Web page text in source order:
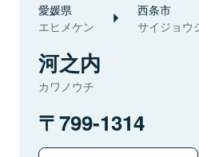
愛媛県
エヒメケン
西条市
サイジョウ
河之内
カワノウチ
799-1314